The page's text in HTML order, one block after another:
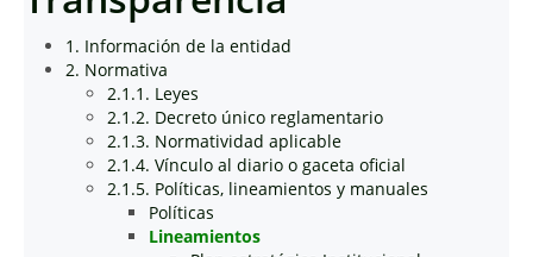
1. Información de la entidad
2. Normativa
2.1.1. Leyes
2.1.2. Decreto único reglamentario
2.1.3. Normatividad aplicable
2.1.4. Vínculo al diario o gaceta oficial
2.1.5. Políticas, lineamientos y manuales
Políticas
Lineamientos